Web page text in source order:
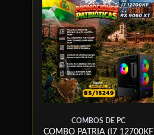
COMBOS DE PC
COMBO PATRIA (I7 12700KF